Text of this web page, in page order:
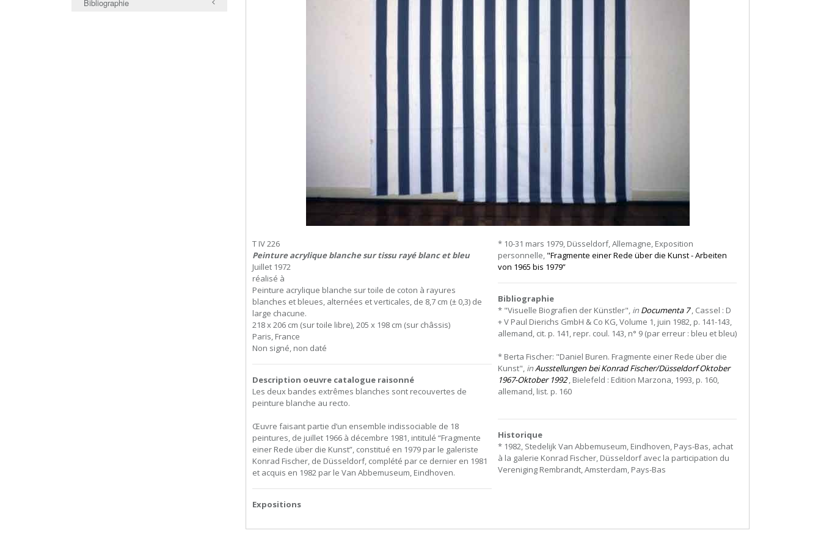
Bibliographie
T IV 226
Peinture acrylique blanche sur tissu rayé blanc et bleu
Juillet 1972
réalisé à
Peinture acrylique blanche sur toile de coton à rayures
blanches et bleues, alternées et verticales, de 8,7 cm (± 0,3) de
large chacune.
218 x 206 cm (sur toile libre), 205 x 198 cm (sur châssis)
Paris, France
Non signé, non daté
Description oeuvre catalogue raisonné
Les deux bandes extrêmes blanches sont recouvertes de
peinture blanche au recto.
Œuvre faisant partie d’un ensemble indissociable de 18
peintures, de juillet 1966 à décembre 1981, intitulé “Fragmente
einer Rede über die Kunst”, constitué en 1979 par le galeriste
Konrad Fischer, de Düsseldorf, complété par ce dernier en 1981
et acquis en 1982 par le Van Abbemuseum, Eindhoven.
Expositions
* 10-31 mars 1979, Düsseldorf, Allemagne, Exposition
personnelle, "Fragmente einer Rede über die Kunst - Arbeiten
von 1965 bis 1979”
Bibliographie
* "Visuelle Biografien der Künstler", in Documenta 7, Cassel : D
+ V Paul Dierichs GmbH & Co KG, Volume 1, juin 1982, p. 141-143,
allemand, cit. p. 141, repr. coul. 143, n° 9 (par erreur : bleu et bleu)
* Berta Fischer: "Daniel Buren. Fragmente einer Rede über die
Kunst", inAusstellungen bei Konrad Fischer/Düsseldorf Oktober
1967-Oktober 1992, Bielefeld : Edition Marzona, 1993, p. 160,
allemand, list. p. 160
Historique
* 1982, Stedelijk Van Abbemuseum, Eindhoven, Pays-Bas, achat
à la galerie Konrad Fischer, Düsseldorf avec la participation du
Vereniging Rembrandt, Amsterdam, Pays-Bas